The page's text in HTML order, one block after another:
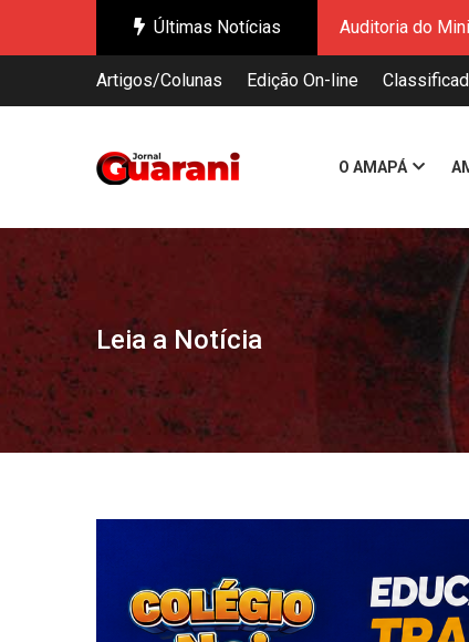
Últimas Notícias
Governo do
Governo do
Enquanto o
Ação do
Auditoria do
Governo do
Governo do
Enquanto o
Governo
Novo
Ação do
Artigos/Colunas Edição On-line
O AMAPÁ
Leia a Notícia